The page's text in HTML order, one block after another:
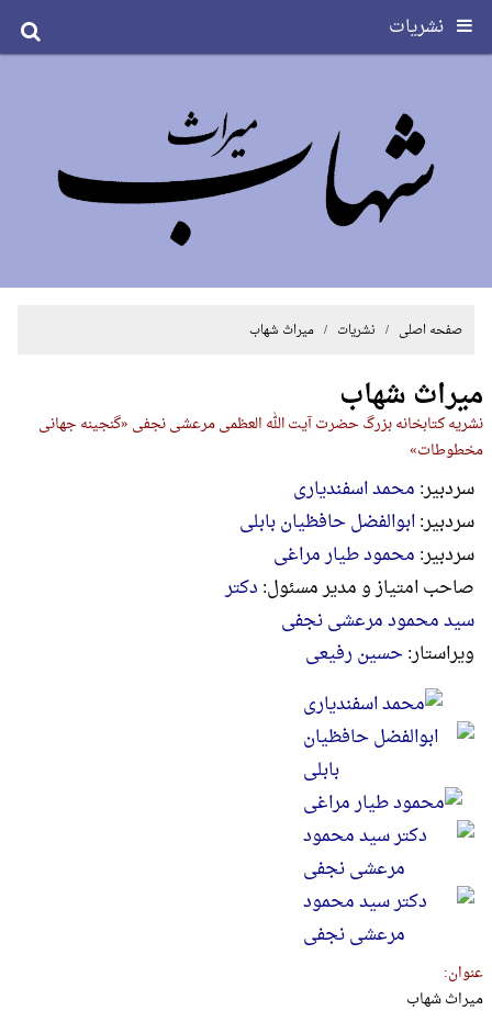
نشریات
صفحه اصلی / نشریات / میراث شهاب
میراث شهاب
نشریه کتابخانه بزرگ حضرت آیت الله العظمی مرعشی نجفی «گنجینه جهانی
مخطوطات»
سردبير: محمد اسفندیاری
سردبیر:ابوالفضل حافظیان بابلی
سردبیر: محمود طیار مراغی
صاحب امتياز و مدیر مسئول: دکتر
سید محمود مرعشی نجفی
ويراستار:حسین رفیعی
عنوان:
میراث شهاب